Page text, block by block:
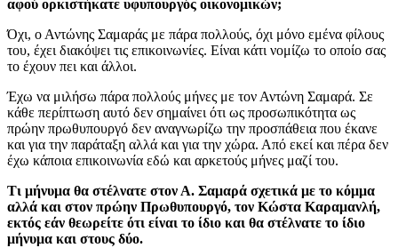
αφού ορκιστήκατε υφυπουργός οικονομικών;
Όχι, ο Αντώνης Σαμαράς με πάρα πολλούς, όχι μόνο εμένα φίλους
του, έχει διακόψει τις επικοινωνίες. Είναι κάτι νομίζω το οποίο σας
το έχουν πει και άλλοι.
Έχω να μιλήσω πάρα πολλούς μήνες με τον Αντώνη Σαμαρά. Σε
κάθε περίπτωση αυτό δεν σημαίνει ότι ως προσωπικότητα ως
πρώην πρωθυπουργό δεν αναγνωρίζω την προσπάθεια που έκανε
και για την παράταξη αλλά και για την χώρα. Από εκεί και πέρα δεν
έχω κάποια επικοινωνία εδώ και αρκετούς μήνες μαζί του.
Τι μήνυμα θα στέλνατε στον Α. Σαμαρά σχετικά με το κόμμα
αλλά και στον πρώην Πρωθυπουργό, τον Κώστα Καραμανλή,
εκτός εάν θεωρείτε ότι είναι το ίδιο και θα στέλνατε το ίδιο
μήνυμα και στους δύο.